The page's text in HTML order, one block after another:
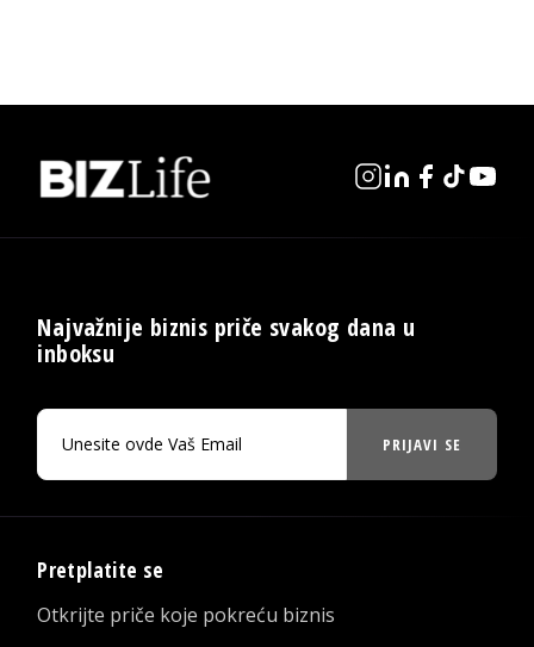
Najvažnije biznis priče svakog dana u
inboksu
PRIJAVI SE
Pretplatite se
Otkrijte priče koje pokreću biznis